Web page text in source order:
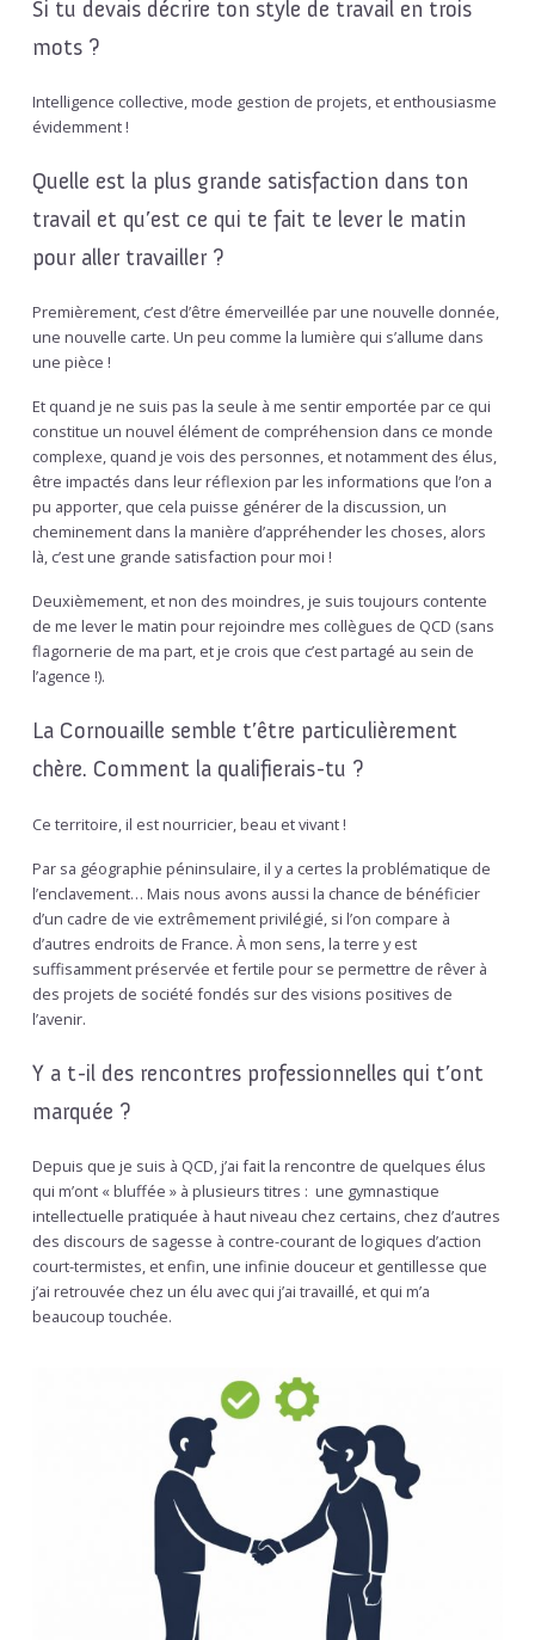
Si tu devais décrire ton style de travail en trois
mots ?
Intelligence collective, mode gestion de projets, et enthousiasme
évidemment !
Quelle est la plus grande satisfaction dans ton
travail et qu’est ce qui te fait te lever le matin
pour aller travailler ?
Premièrement, c’est d’être émerveillée par une nouvelle donnée,
une nouvelle carte. Un peu comme la lumière qui s’allume dans
une pièce !
Et quand je ne suis pas la seule à me sentir emportée par ce qui
constitue un nouvel élément de compréhension dans ce monde
complexe, quand je vois des personnes, et notamment des élus,
être impactés dans leur réflexion par les informations que l’on a
pu apporter, que cela puisse générer de la discussion, un
cheminement dans la manière d’appréhender les choses, alors
là, c’est une grande satisfaction pour moi !
Deuxièmement, et non des moindres, je suis toujours contente
de me lever le matin pour rejoindre mes collègues de QCD (sans
flagornerie de ma part, et je crois que c’est partagé au sein de
l’agence !).
La Cornouaille semble t’être particulièrement
chère. Comment la qualifierais-tu ?
Ce territoire, il est nourricier, beau et vivant !
Par sa géographie péninsulaire, il y a certes la problématique de
l’enclavement… Mais nous avons aussi la chance de bénéficier
d’un cadre de vie extrêmement privilégié, si l’on compare à
d’autres endroits de France. À mon sens, la terre y est
suffisamment préservée et fertile pour se permettre de rêver à
des projets de société fondés sur des visions positives de
l’avenir.
Y a t-il des rencontres professionnelles qui t’ont
marquée ?
Depuis que je suis à QCD, j’ai fait la rencontre de quelques élus
qui m’ont « bluffée » à plusieurs titres : une gymnastique
intellectuelle pratiquée à haut niveau chez certains, chez d’autres
des discours de sagesse à contre-courant de logiques d’action
court-termistes, et enfin, une infinie douceur et gentillesse que
j’ai retrouvée chez un élu avec qui j’ai travaillé, et qui m’a
beaucoup touchée.